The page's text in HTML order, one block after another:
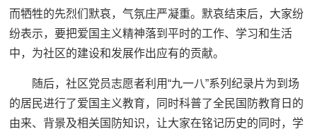
而牺牲的先烈们默哀，气氛庄严凝重。默哀结束后，大家纷
纷表示，要把爱国主义精神落到平时的工作、学习和生活
中，为社区的建设和发展作出应有的贡献。
随后，社区党员志愿者利用“九一八”系列纪录片为到场
的居民进行了爱国主义教育，同时科普了全民国防教育日的
由来、背景及相关国防知识，让大家在铭记历史的同时，学